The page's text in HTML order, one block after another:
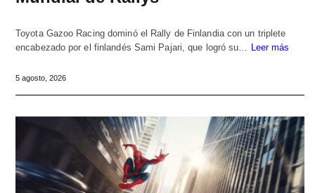
Toyota Gazoo Racing dominó el Rally de Finlandia con un triplete
encabezado por el finlandés Sami Pajari, que logró su… Leer más
5 agosto, 2026